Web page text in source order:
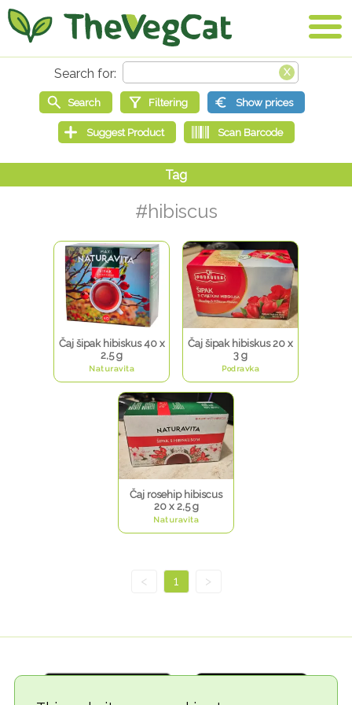
#hibiscus
Čaj šipak hibiskus 40 x
2,5 g
Naturavita
Čaj šipak hibiskus 20 x
3 g
Podravka
Čaj rosehip hibiscus
20 x 2,5 g
Naturavita
< 1 >